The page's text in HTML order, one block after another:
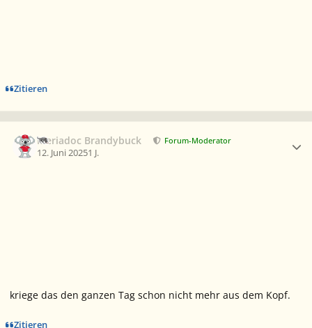
Zitieren
Meriadoc Brandybuck Forum-Moderator
12. Juni 20251 J.
kriege das den ganzen Tag schon nicht mehr aus dem Kopf.
Zitieren